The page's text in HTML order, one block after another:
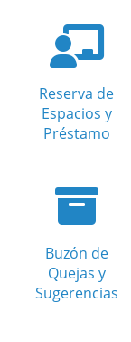
Reserva de
Espacios y
Préstamo
Buzón de
Quejas y
Sugerencias